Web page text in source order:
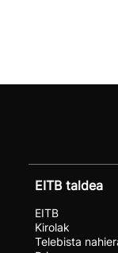
EITB taldea
EITB
Kirolak
Telebista